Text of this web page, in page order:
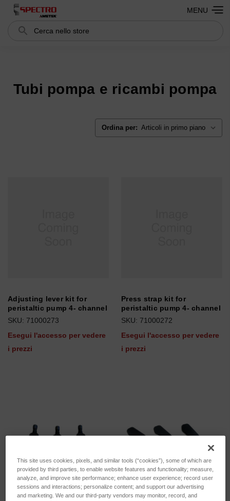
Cerca Search
MENU
Tubi pompa e ricambi pompa
Ordina per:
Adjusting lever kit for
peristaltic pump 4- channel
SKU: 71000273
Esegui l'accesso per vedere
i prezzi
Press strap kit for
peristaltic pump 4- channel
SKU: 71000272
Esegui l'accesso per vedere
i prezzi
This site uses cookies, pixels, and similar tools (“cookies”), some of which are
provided by third parties, to enable website features and functionality; measure,
analyze, and improve site performance; enhance user experience; record user
sessions and interactions; personalize content; and support our advertising
and marketing. We and our third-party vendors may monitor, record, and